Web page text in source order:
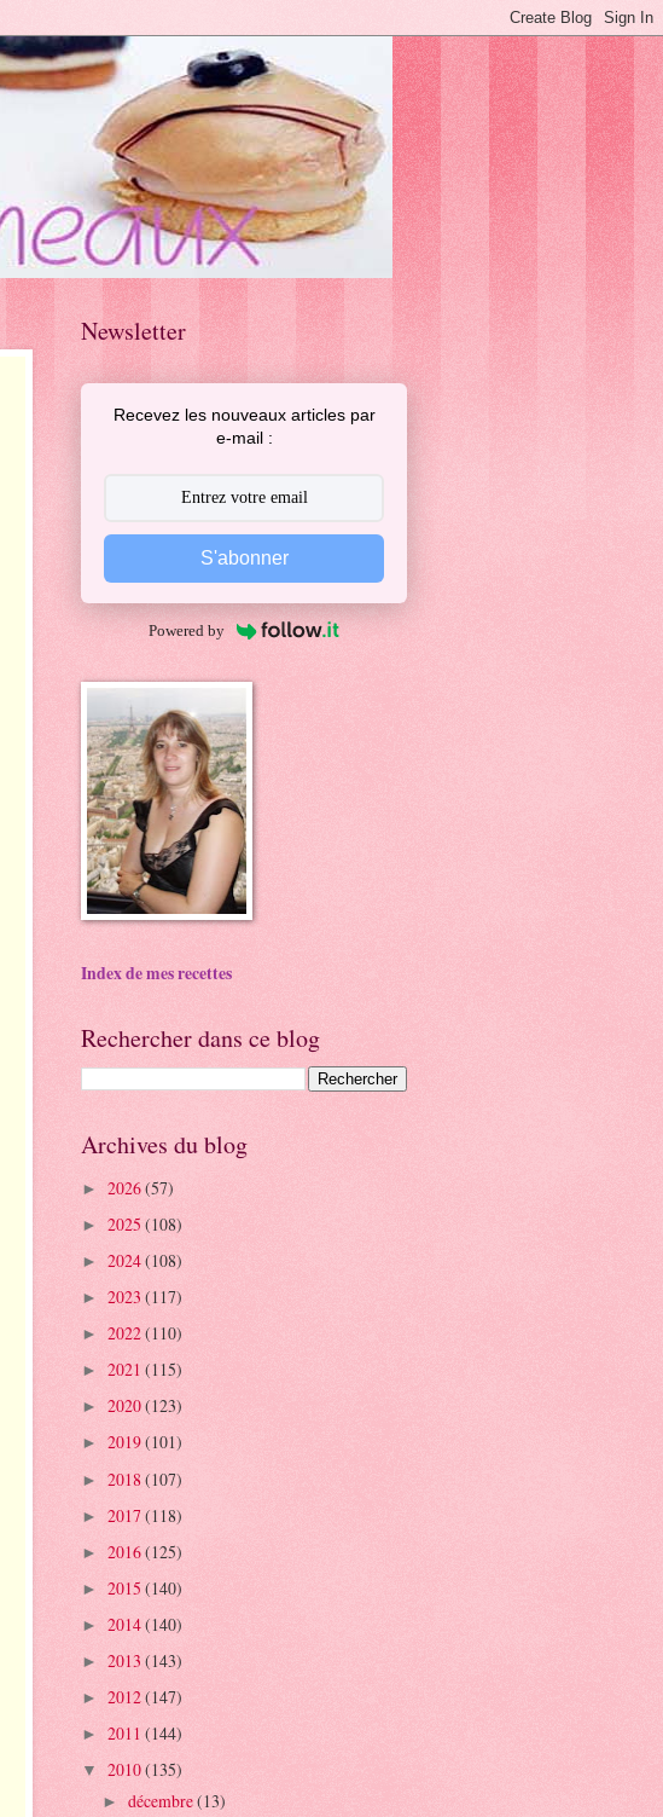
Newsletter
Recevez les nouveaux articles par
e-mail :
S'abonner
Powered by
Index de mes recettes
Rechercher dans ce blog
Archives du blog
► 2026(57)
► 2025 (108)
► 2024(108)
► 2023 (117)
► 2022(110)
► 2021 (115)
► 2020(123)
► 2019(101)
► 2018(107)
► 2017(118)
► 2016(125)
► 2015 (140)
► 2014(140)
► 2013 (143)
► 2012(147)
► 2011 (144)
▼ 2010(135)
► décembre(13)